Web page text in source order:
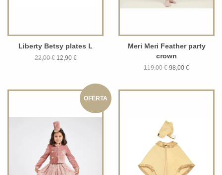
Liberty Betsy plates L
22,00 €12,90 €
Meri Meri Feather party
crown
119,00 € 98,00 €
OFERTA